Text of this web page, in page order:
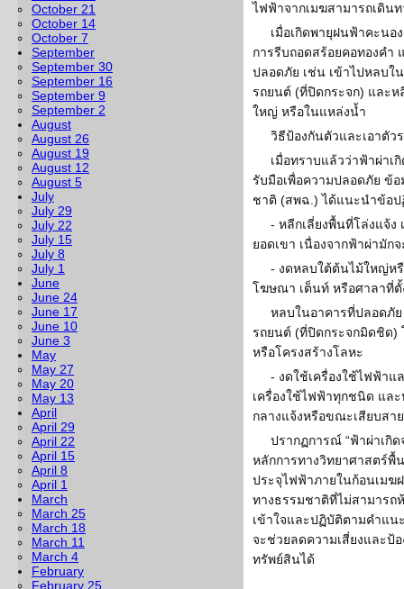
October 21
October 14
October 7
September
September 30
September 16
September 9
September 2
August
August 26
August 19
August 12
August 5
July
July 29
July 22
July 15
July 8
July 1
June
June 24
June 17
June 10
June 3
May
May 27
May 20
May 13
April
April 29
April 22
April 15
April 8
April 1
March
March 25
March 18
March 11
March 4
February
February 25
ไฟฟ้าจากเมฆสามารถเดิน
เมื่อเกิดพายุฝนฟ้าคะนอ
การรีบถอดสร้อยคอทองคำ
ปลอดภัย เช่น เข้าไปหลบใ
รถยนต์ (ที่ปิดกระจก) และห
ใหญ่ หรือในแหล่งน้ำ
วิธีป้องกันตัวและเอาตัว
เมื่อทราบแล้วว่าฟ้าผ่าเ
รับมือเพื่อความปลอดภัย ข้
ชาติ (สพฉ.) ได้แนะนำข้อป
- หลีกเลี่ยงพื้นที่โล่งแจ้
ยอดเขา เนื่องจากฟ้าผ่ามั
- งดหลบใต้ต้นไม้ใหญ่ห
โฆษณา เต็นท์ หรือศาลาที่ตั้
หลบในอาคารที่ปลอดภั
รถยนต์ (ที่ปิดกระจกมิดชิด)
หรือโครงสร้างโลหะ
- งดใช้เครื่องใช้ไฟฟ้า
เครื่องใช้ไฟฟ้าทุกชนิด แล
กลางแจ้งหรือขณะเสียบสา
ปรากฏการณ์ “ฟ้าผ่าเกิ
หลักการทางวิทยาศาสตร์พื้
ประจุไฟฟ้าภายในก้อนเม
ทางธรรมชาติที่ไม่สามารถ
เข้าใจและปฏิบัติตามคำแน
จะช่วยลดความเสี่ยงและป้
ทรัพย์สินได้